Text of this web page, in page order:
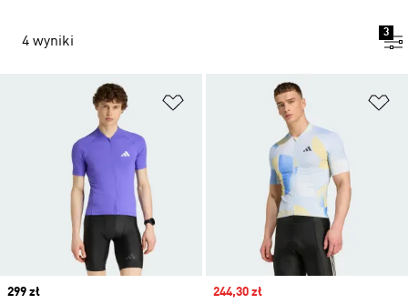
4 wyniki
3
Dodaj do listy życzeń
Price
299 zł
Sale price
244,30 zł